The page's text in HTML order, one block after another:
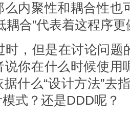
么内聚性和耦合性也
耦合”代表着这程序
时，但是在讨论问题
说你在什么时候使⽤
什么“设计⽅法”去
式？还是DDD呢？